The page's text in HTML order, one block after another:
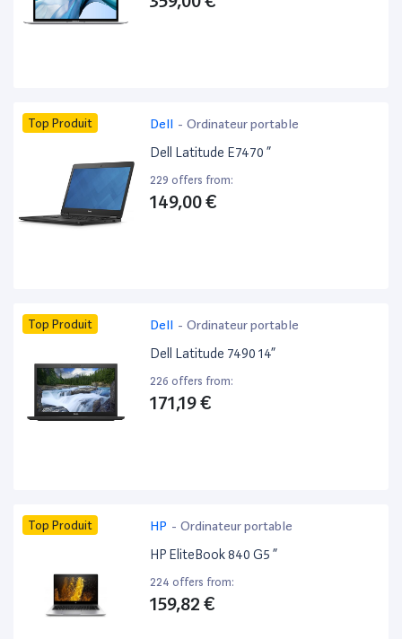
Top Produit Dell - Ordinateur portable
Dell Latitude E7470 ”
229 offers from:
149,00 €
Top Produit Dell - Ordinateur portable
Dell Latitude 7490 14”
226 offers from:
171,19 €
Top Produit HP - Ordinateur portable
HP EliteBook 840 G5 ”
224 offers from:
159,82 €